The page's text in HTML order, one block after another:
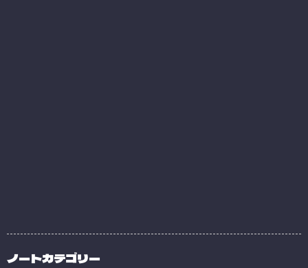
ノートカテゴリー